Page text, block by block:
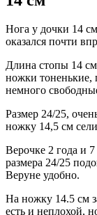
Нога у дочки 14
оказался почти
Длина стопы 14
ножки тоненькие,
немного
Размер 24/25,
ножку 14,5 см
Верочке 2 года и
размера 24/25
Веруне удобно.
На ножку 14.5 см
есть и неплохой,